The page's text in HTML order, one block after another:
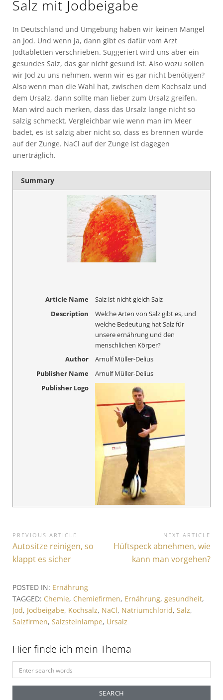
Salz mit Jodbeigabe
In Deutschland und Umgebung haben wir keinen Mangel
an Jod. Und wenn ja, dann gibt es dafür vom Arzt
Jodtabletten verschrieben. Suggeriert wird uns aber ein
gesundes Salz, das gar nicht gesund ist. Also wozu sollen
wir Jod zu uns nehmen, wenn wir es gar nicht benötigen?
Also wenn man die Wahl hat, zwischen dem Kochsalz und
dem Ursalz, dann sollte man lieber zum Ursalz greifen.
Man wird auch merken, dass das Ursalz lange nicht so
salzig schmeckt. Vergleichbar wie wenn man im Meer
badet, es ist salzig aber nicht so, dass es brennen würde
auf der Zunge. NaCl auf der Zunge ist dagegen
unerträglich.
Summary
Article Name
Salz ist nicht gleich Salz
Description
Welche Arten von Salz gibt es, und
welche Bedeutung hat Salz für
unsere ernährung und den
menschlichen Körper?
Author
Arnulf Müller-Delius
Publisher Name
Arnulf Müller-Delius
Publisher Logo
B
e
t
r
a
s
n
a
PREVIOUS ARTICLE
P
r
i
o
u
s
r
t
Autositze reinigen, so
klappt es sicher
NEXT ARTICLE
N
r
t
i
l
e
Hüftspeck abnehmen, wie
kann man vorgehen?
POSTED IN: Ernährung
TAGGED: Chemie, Chemiefirmen, Ernährung, gesundheit,
Jod, Jodbeigabe, Kochsalz, NaCl, Natriumchlorid, Salz,
Salzfirmen, Salzsteinlampe, Ursalz
Hier finde ich mein Thema
e